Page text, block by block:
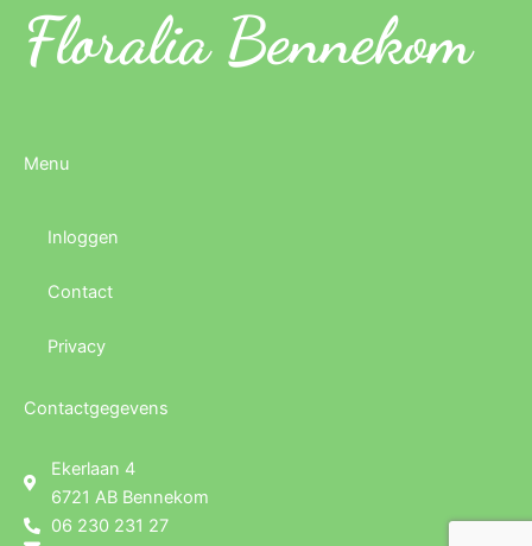
Floralia Bennekom
Menu
Inloggen
Contact
Privacy
Contactgegevens
Ekerlaan 4
6721 AB Bennekom
06 230 231 27